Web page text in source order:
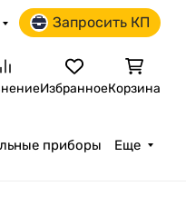
Запросить КП
ИзбранноеКорзина
приборы Еще